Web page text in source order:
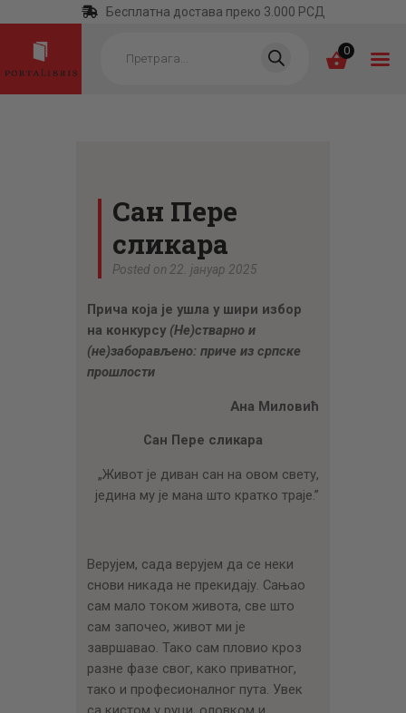
Бесплатна достава преко 3.000 РСД
search 0
НАЈПРОДАВАНИЈЕ
НОВЕ КЊИГЕ
ЗАБОРАВА
АУТОРИ
АКТУЕЛНОСТИ
ПИСМО
Сан Пере
сликара
Posted on 22. јануар 2025
Прича која је ушла у шири избор
на конкурсу (Не)стварно и
(не)заборављено: приче из српске
прошлости
Ана Миловић
Сан Пере сликара
„Живот је диван сан на овом свету,
једина му је мана што кратко траје.”
Верујем, сада верујем да се неки
снови никада не прекидају. Сањао
сам мало током живота, све што
сам започео, живот ми је
завршавао. Тако сам пловио кроз
разне фазе свог, како приватног,
тако и професионалног пута. Увек